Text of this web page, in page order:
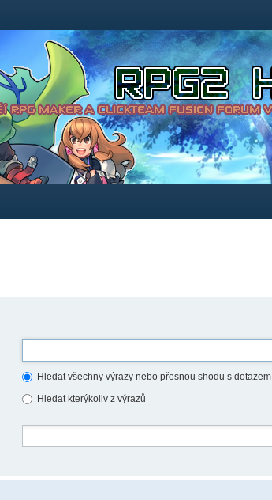
Hledat všechny výrazy nebo přesnou shodu s dotazem
Hledat kterýkoliv z výrazů